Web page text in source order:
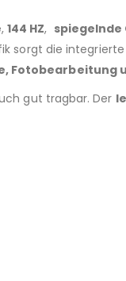
, 144 HZ,
sorgt die integrierte
Fotobearbeitung
gut tragbar. Der